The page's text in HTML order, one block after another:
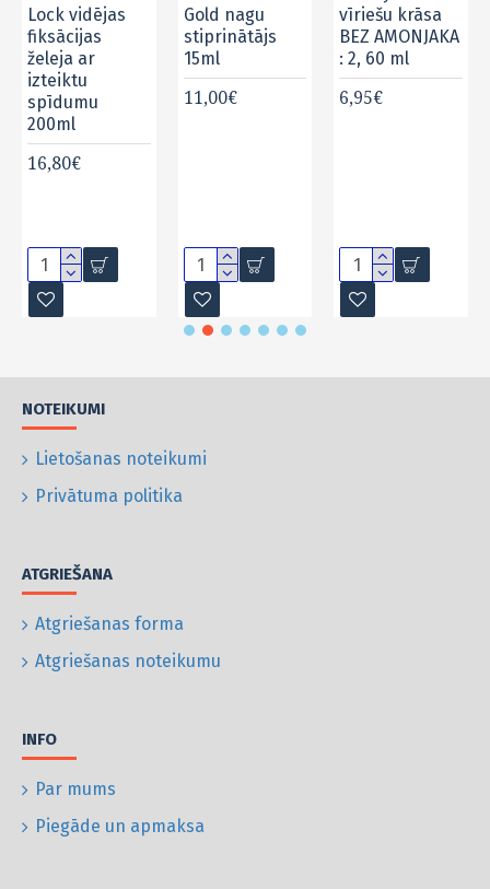
Lock vidējas
fiksācijas
želeja ar
izteiktu
spīdumu
200ml
16,80€
Gold nagu
stiprinātājs
15ml
11,00€
vīriešu krāsa
BEZ AMONJAKA
: 2, 60 ml
6,95€
NOTEIKUMI
Lietošanas noteikumi
Privātuma politika
ATGRIEŠANA
Atgriešanas forma
Atgriešanas noteikumu
INFO
Par mums
Piegāde un apmaksa